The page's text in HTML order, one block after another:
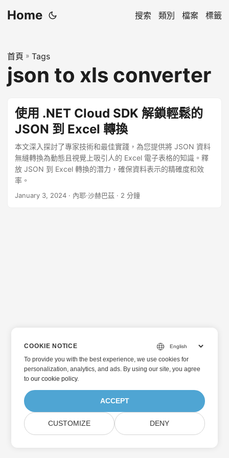
Home 搜索 類別 檔案 標籤
首頁 » Tags
json to xls converter
使用 .NET Cloud SDK 解鎖輕鬆的
JSON 到 Excel 轉換
本文深入探討了專家技術和最佳實踐，為您提供將 JSON 資料
無縫轉換為動態且視覺上吸引人的 Excel 電子表格的知識。釋
放 JSON 到 Excel 轉換的潛力，確保資料表示的精確度和效
率。
January 3, 2024 · 內耶·沙赫巴茲 · 2 分鐘
COOKIE NOTICE
To provide you with the best experience, we use cookies for
personalization, analytics, and ads. By using our site, you agree
toour cookie policy.
ACCEPT
CUSTOMIZE DENY